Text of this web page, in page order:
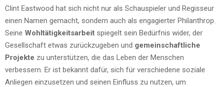
Clint Eastwood hat sich nicht nur als Schauspieler und Regisseur
einen Namen gemacht, sondern auch als engagierter Philanthrop.
Seine Wohltätigkeitsarbeit spiegelt sein Bedürfnis wider, der
Gesellschaft etwas zurückzugeben und gemeinschaftliche
Projekte zu unterstützen, die das Leben der Menschen
verbessern. Er ist bekannt dafür, sich für verschiedene soziale
Anliegen einzusetzen und seinen Einfluss zu nutzen, um